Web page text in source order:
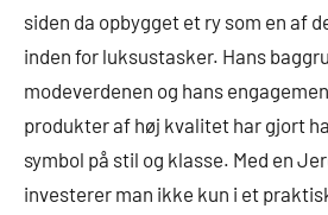
siden da opbygget et ry som en af
inden for luksustasker. Hans
modeverdenen og hans
produkter af høj kvalitet har gjort
symbol på stil og klasse. Med en
investerer man ikke kun i et